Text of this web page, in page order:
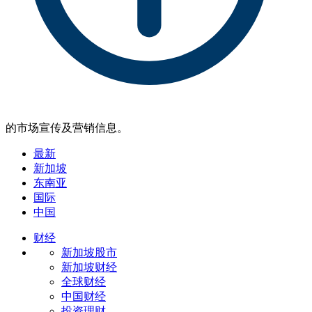
的市场宣传及营销信息。
最新
新加坡
东南亚
国际
中国
财经
新加坡股市
新加坡财经
全球财经
中国财经